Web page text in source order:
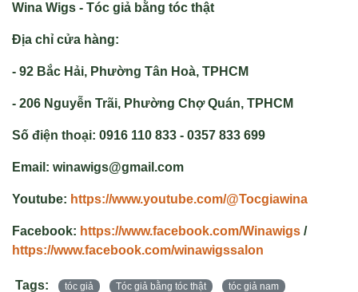
Wina Wigs - Tóc giả bằng tóc thật
Địa chỉ cửa hàng:
- 92 Bắc Hải, Phường Tân Hoà, TPHCM
- 206 Nguyễn Trãi, Phường Chợ Quán, TPHCM
Số điện thoại: 0916 110 833 - 0357 833 699
Email: winawigs@gmail.com
Youtube: https://www.youtube.com/@Tocgiawina
Facebook: https://www.facebook.com/Winawigs /
https://www.facebook.com/winawigssalon
Tags: tóc giả Tóc giả bằng tóc thật tóc giả nam